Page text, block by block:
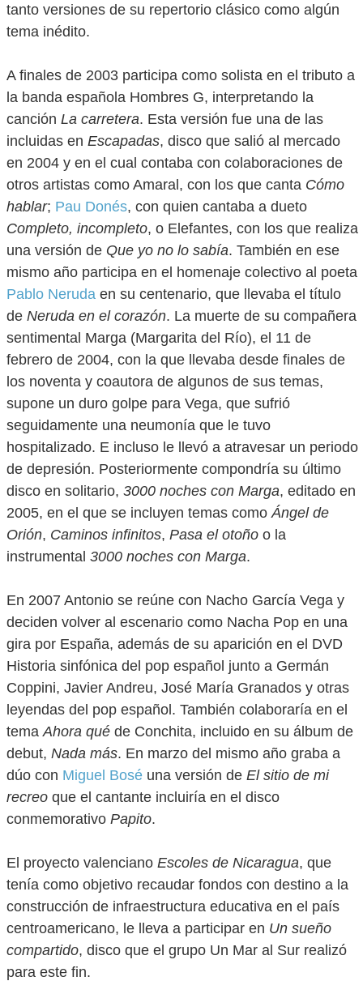
tanto versiones de su repertorio clásico como algún
tema inédito.
A finales de 2003 participa como solista en el tributo a
la banda española Hombres G, interpretando la
canción La carretera. Esta versión fue una de las
incluidas en Escapadas, disco que salió al mercado
en 2004 y en el cual contaba con colaboraciones de
otros artistas como Amaral, con los que canta Cómo
hablar; Pau Donés, con quien cantaba a dueto
Completo, incompleto, o Elefantes, con los que realiza
una versión de Que yo no lo sabía. También en ese
mismo año participa en el homenaje colectivo al poeta
Pablo Neruda en su centenario, que llevaba el título
de Neruda en el corazón. La muerte de su compañera
sentimental Marga (Margarita del Río), el 11 de
febrero de 2004, con la que llevaba desde finales de
los noventa y coautora de algunos de sus temas,
supone un duro golpe para Vega, que sufrió
seguidamente una neumonía que le tuvo
hospitalizado. E incluso le llevó a atravesar un periodo
de depresión. Posteriormente compondría su último
disco en solitario, 3000 noches con Marga, editado en
2005, en el que se incluyen temas comoÁngel de
Orión, Caminos infinitos, Pasa el otoño o la
instrumental 3000 noches con Marga.
En 2007 Antonio se reúne con Nacho García Vega y
deciden volver al escenario como Nacha Pop en una
gira por España, además de su aparición en el DVD
Historia sinfónica del pop español junto a Germán
Coppini, Javier Andreu, José María Granados y otras
leyendas del pop español. También colaboraría en el
temaAhora qué de Conchita, incluido en su álbum de
debut, Nada más. En marzo del mismo año graba a
dúo con Miguel Bosé una versión de El sitio de mi
recreo que el cantante incluiría en el disco
conmemorativo Papito.
El proyecto valenciano Escoles de Nicaragua, que
tenía como objetivo recaudar fondos con destino a la
construcción de infraestructura educativa en el país
centroamericano, le lleva a participar en Un sueño
compartido, disco que el grupo Un Mar al Sur realizó
para este fin.